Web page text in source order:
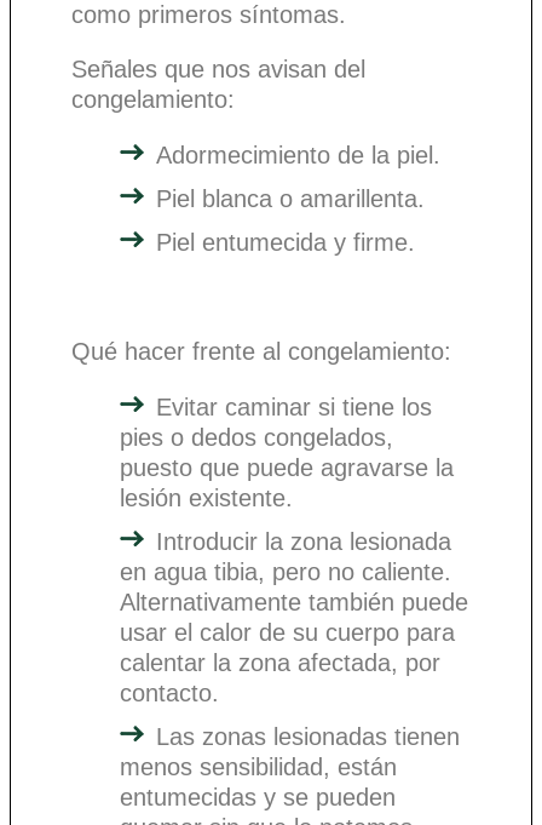
como primeros síntomas.
Señales que nos avisan del
congelamiento:
Adormecimiento de la piel.
Piel blanca o amarillenta.
Piel entumecida y firme.
Qué hacer frente al congelamiento:
Evitar caminar si tiene los
pies o dedos congelados,
puesto que puede agravarse la
lesión existente.
Introducir la zona lesionada
en agua tibia, pero no caliente.
Alternativamente también puede
usar el calor de su cuerpo para
calentar la zona afectada, por
contacto.
Las zonas lesionadas tienen
menos sensibilidad, están
entumecidas y se pueden